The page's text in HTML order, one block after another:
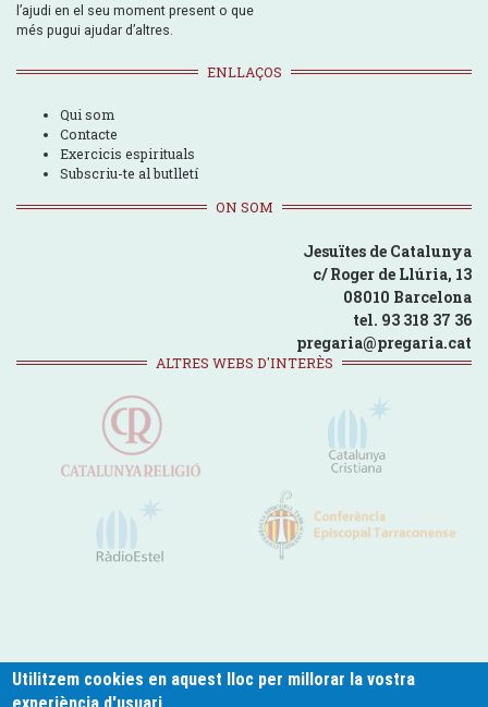
l’ajudi en el seu moment present o que
més pugui ajudar d’altres.
ENLLAÇOS
Qui som
Contacte
Exercicis espirituals
Subscriu-te al butlletí
ON SOM
Jesuïtes de Catalunya
c/ Roger de Llúria, 13
08010 Barcelona
tel. 93 318 37 36
pregaria@pregaria.cat
ALTRES WEBS D'INTERÈS
Utilitzem cookies en aquest lloc per millorar la vostra